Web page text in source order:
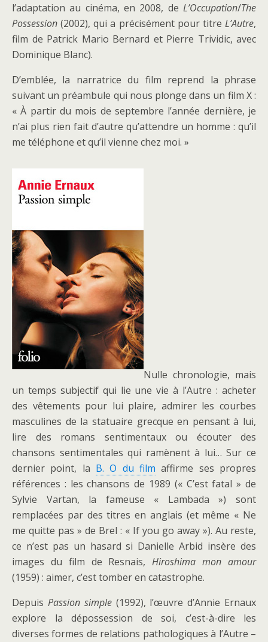
l’adaptation au cinéma, en 2008, de L’Occupation/The
Possession (2002), qui a précisément pour titre L’Autre,
film de Patrick Mario Bernard et Pierre Trividic, avec
Dominique Blanc).
D’emblée, la narratrice du film reprend la phrase
suivant un préambule qui nous plonge dans un film X :
« À partir du mois de septembre l’année dernière, je
n’ai plus rien fait d’autre qu’attendre un homme : qu’il
me téléphone et qu’il vienne chez moi. »
Nulle chronologie, mais
un temps subjectif qui lie une vie à l’Autre : acheter
des vêtements pour lui plaire, admirer les courbes
masculines de la statuaire grecque en pensant à lui,
lire des romans sentimentaux ou écouter des
chansons sentimentales qui ramènent à lui… Sur ce
dernier point, la B. O du film affirme ses propres
références : les chansons de 1989 (« C’est fatal » de
Sylvie Vartan, la fameuse « Lambada ») sont
remplacées par des titres en anglais (et même « Ne
me quitte pas » de Brel : « If you go away »). Au reste,
ce n’est pas un hasard si Danielle Arbid insère des
images du film de Resnais,Hiroshima mon amour
(1959) : aimer, c’est tomber en catastrophe.
Depuis Passion simple(1992), l’œuvre d’Annie Ernaux
explore la dépossession de soi, c’est-à-dire les
diverses formes de relations pathologiques à l’Autre –